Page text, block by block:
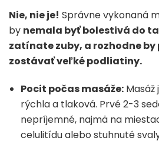
Nie, nie je! Správne vykonaná
by nemala byť bolestivá do
zatínate zuby, a rozhodne by
zostávať veľké podliatiny.
Pocit počas masáže:
rýchla a tlaková. Prvé 2-3
nepríjemné, najmä na
celulitídu alebo stuhnuté